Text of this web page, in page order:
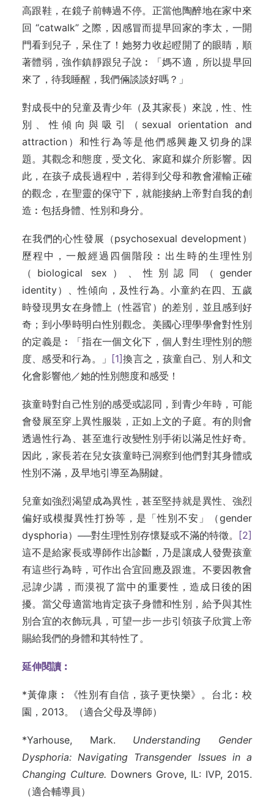
高跟鞋，在鏡子前轉過不停。正當他陶醉地在家中來
回 “catwalk” 之際，因感冒而提早回家的李太，一開
門看到兒子，呆住了！她努力收起瞪開了的眼睛，順
著體弱，強作鎮靜跟兒子說︰「媽不適，所以提早回
來了，待我睡醒，我們倆談談好嗎？」
對成長中的兒童及青少年（及其家長）來說，性、性
別、性傾向與吸引（sexual orientation and
attraction）和性行為等是他們感興趣又切身的課
題。其觀念和態度，受文化、家庭和媒介所影響。因
此，在孩子成長過程中，若得到父母和教會灌輸正確
的觀念，在聖靈的保守下，就能接納上帝對自我的創
造︰包括身體、性別和身分。
在我們的心性發展（psychosexual development）
歷程中，一般經過四個階段︰出生時的生理性別
（biological sex）、性別認同（gender
identity）、性傾向，及性行為。小童約在四、五歲
時發現男女在身體上（性器官）的差別，並且感到好
奇；到小學時明白性別觀念。美國心理學學會對性別
的定義是︰「指在一個文化下，個人對生理性別的態
度、感受和行為。」 [1]換言之，孩童自己、別人和文
化會影響他／她的性別態度和感受！
孩童時對自己性別的感受或認同，到青少年時，可能
會發展至穿上異性服裝，正如上文的子庭。有的則會
透過性行為、甚至進行改變性別手術以滿足性好奇。
因此，家長若在兒女孩童時已洞察到他們對其身體或
性別不滿，及早地引導至為關鍵。
兒童如強烈渴望成為異性，甚至堅持就是異性、強烈
偏好或模擬異性打扮等，是「性別不安」（gender
dysphoria）──對生理性別存懷疑或不滿的特徵。
[2]
這不是給家長或導師作出診斷，乃是讓成人發覺孩童
有這些行為時，可作出合宜回應及跟進。不要因教會
忌諱少講，而漠視了當中的重要性，造成日後的困
擾。當父母適當地肯定孩子身體和性別，給予與其性
別合宜的衣飾玩具，可望一步一步引領孩子欣賞上帝
賜給我們的身體和其特性了。
延伸閱讀︰
*黃偉康︰《性別有自信，孩子更快樂》。台北︰校
園，2013。（適合父母及導師）
*Yarhouse, Mark. Understanding Gender
Dysphoria: Navigating Transgender Issues in a
Changing Culture. Downers Grove, IL: IVP, 2015.
（適合輔導員）